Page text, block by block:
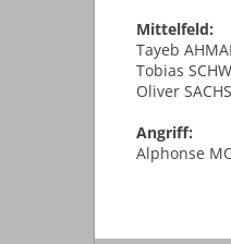
Mittelfeld:
Tayeb
Tobias
Oliver
Angriff:
Alphonse